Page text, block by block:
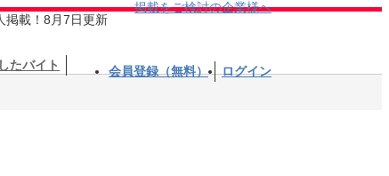
掲載！8月7日更新
掲載をご検討の企業様へ
たバイト 会員登録（無料） ログイン